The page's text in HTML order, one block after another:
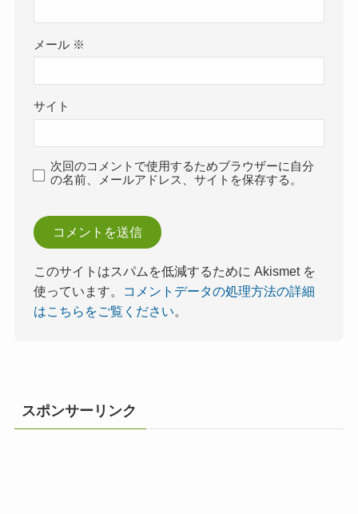
メール ※
サイト
次回のコメントで使用するためブラウザーに自分
の名前、メールアドレス、サイトを保存する。
このサイトはスパムを低減するために Akismet を
使っています。
コメントデータの処理方法の詳細
はこちらをご覧ください。
スポンサーリンク